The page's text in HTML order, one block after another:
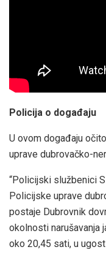
Policija o događaju
U ovom događaju
uprave dubrovačko-
“Policijski službenici
Policijske uprave
postaje Dubrovnik
okolnosti narušavanja
oko 20,45 sati, u